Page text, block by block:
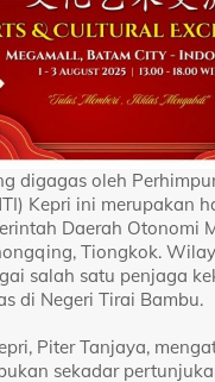
digagas oleh
Kepri ini merupakan
Daerah Otonomi
Tiongkok.
salah satu penjaga
di Negeri Tirai Bambu.
Piter Tanjaya,
sekadar